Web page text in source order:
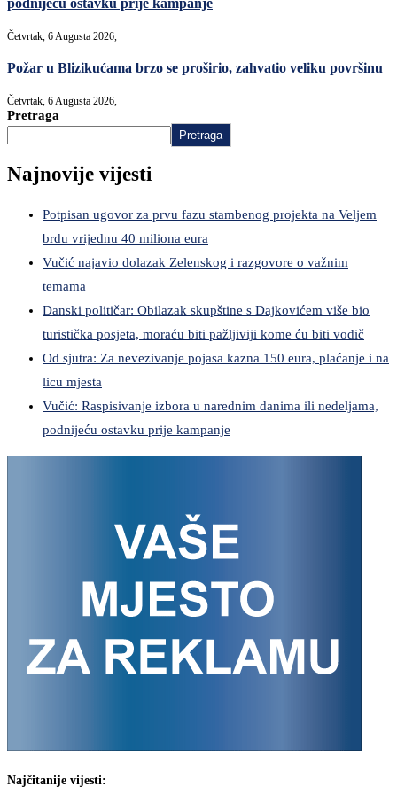
podnijeću ostavku prije kampanje
Četvrtak, 6 Augusta 2026,
Požar u Blizikućama brzo se proširio, zahvatio veliku površinu
Četvrtak, 6 Augusta 2026,
Pretraga
Pretraga
Najnovije vijesti
Potpisan ugovor za prvu fazu stambenog projekta na Veljem
brdu vrijednu 40 miliona eura
Vučić najavio dolazak Zelenskog i razgovore o važnim
temama
Danski političar: Obilazak skupštine s Dajkovićem više bio
turistička posjeta, moraću biti pažljiviji kome ću biti vodič
Od sjutra: Za nevezivanje pojasa kazna 150 eura, plaćanje i na
licu mjesta
Vučić: Raspisivanje izbora u narednim danima ili nedeljama,
podnijeću ostavku prije kampanje
Najčitanije vijesti: